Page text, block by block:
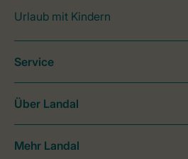
Urlaub mit Kindern
Service
Über Landal
Mehr Landal